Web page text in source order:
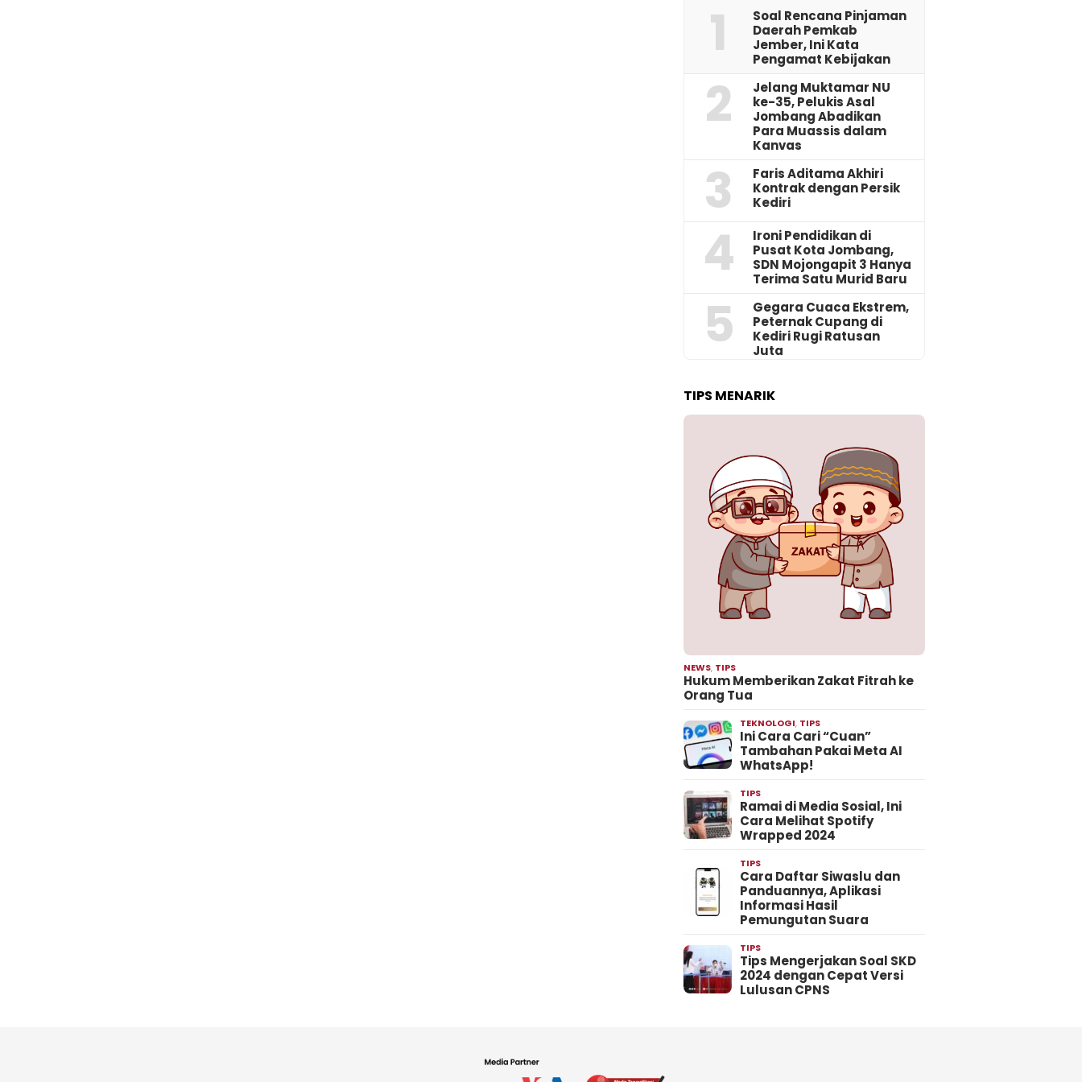
1
‎Soal Rencana Pinjaman
Daerah Pemkab
Jember, Ini Kata
Pengamat Kebijakan ‎
2
Jelang Muktamar NU
ke-35, Pelukis Asal
Jombang Abadikan
Para Muassis dalam
Kanvas
3
Faris Aditama Akhiri
Kontrak dengan Persik
Kediri
4
Ironi Pendidikan di
Pusat Kota Jombang,
SDN Mojongapit 3 Hanya
Terima Satu Murid Baru
5
‎Gegara Cuaca Ekstrem,
Peternak Cupang di
Kediri Rugi Ratusan
Juta
TIPS MENARIK
NEWS, TIPS
Hukum Memberikan Zakat Fitrah ke
Orang Tua
TEKNOLOGI, TIPS
Ini Cara Cari “Cuan”
Tambahan Pakai Meta AI
WhatsApp!
TIPS
Ramai di Media Sosial, Ini
Cara Melihat Spotify
Wrapped 2024
TIPS
Cara Daftar Siwaslu dan
Panduannya, Aplikasi
Informasi Hasil
Pemungutan Suara
TIPS
Tips Mengerjakan Soal SKD
2024 dengan Cepat Versi
Lulusan CPNS